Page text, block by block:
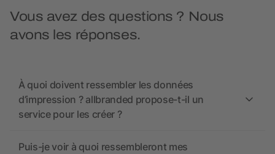
Vous avez des questions ? Nous
avons les réponses.
À quoi doivent ressembler les données
d’impression ? allbranded propose-t-il un
service pour les créer ?
Puis-je voir à quoi ressembleront mes